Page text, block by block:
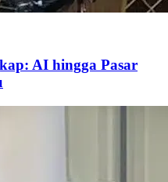
AI hingga Pasar